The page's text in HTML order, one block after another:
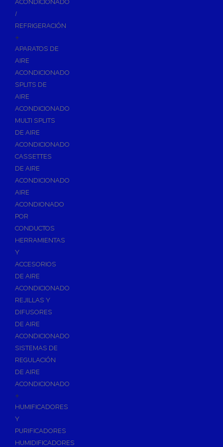
Asientos y Tapas de WC
Lavabos
Urinarios
Bidés
Vertederos Baño
Sanitarios Suspendidos
Placas de Accionamiento para Cisternas
Cisternas Empotradas
Seguridad en el Baño
Wellness
Calefacción y A.C.S
Accesorios de Calefacción
Vasos de Expansión
Termometros
Otros accesorios de calefacción
Accesorios de Radiadores
Tapones, purgadores y accesorios para radiador
Soportes para Radiadores
Acumuladores e Interacumuladores
Bombas Circuladoras / Grupos de Bombeo
Bombas de Calefacción
Bombas Simples para ACS
Calderas
Grupos Térmicos de Gasóleo
ACONDICIONADO
/
REFRIGERACIÓN
+
APARATOS DE
AIRE
ACONDICIONADO
SPLITS DE
AIRE
ACONDICIONADO
MULTI SPLITS
DE AIRE
ACONDICIONADO
CASSETTES
DE AIRE
ACONDICIONADO
AIRE
ACONDIONADO
POR
CONDUCTOS
HERRAMIENTAS
Y
ACCESORIOS
DE AIRE
ACONDICIONADO
REJILLAS Y
DIFUSORES
DE AIRE
ACONDICIONADO
SISTEMAS DE
REGULACIÓN
DE AIRE
ACONDICIONADO
+
HUMIFICADORES
Y
PURIFICADORES
HUMIDIFICADORES